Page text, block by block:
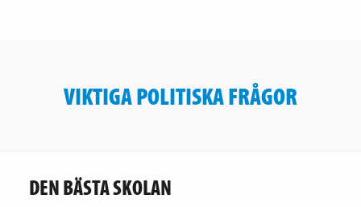
VIKTIGA POLITISKA FRÅGOR
DEN BÄSTA SKOLAN